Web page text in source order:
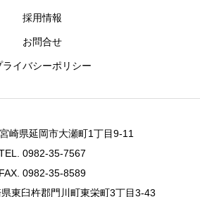
採用情報
お問合せ
ライバシーポリシー
崎県延岡市大瀬町1丁目9-11
0982-35-7567
FAX. 0982-35-8589
県東臼杵郡門川町東栄町3丁目3-43